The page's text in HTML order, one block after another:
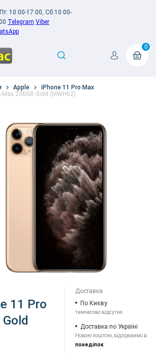
10:00-17:00, Сб:10:00-
Telegram Viber
0
Apple
iPhone 11 Pro Max
Max 256GB Gold (MWH62)
11 Pro
Доставка
По Києву
тимчасово відсутня
Доставка по Україні
Новою поштою, відправимо в
понеділок